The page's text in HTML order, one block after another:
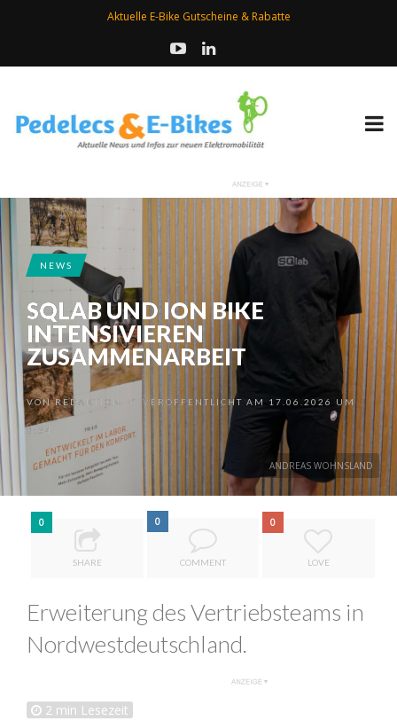
Aktuelle E-Bike Gutscheine & Rabatte
ANDREAS WOHNSLAND
NEWS
SQLAB UND ION BIKE
INTENSIVIEREN
ZUSAMMENARBEIT
VONREDAKTION • VERÖFFENTLICHT AM 17.06.2026 UM
8:54
0
SHARE
0
COMMENT
0
LOVE
Erweiterung des Vertriebsteams in
Nordwestdeutschland.
2 min Lesezeit